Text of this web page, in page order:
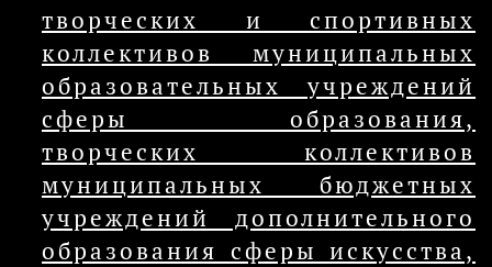
творческих и спортивных
коллективов муниципальных
образовательных учреждений
сферы образования,
творческих коллективов
муниципальных бюджетных
учреждений дополнительного
образования сферы искусства,